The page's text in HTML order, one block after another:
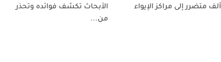
ألف متضرر إلى مراكز الإيواء
الأبحاث تكشف فوائده وتحذر
من...